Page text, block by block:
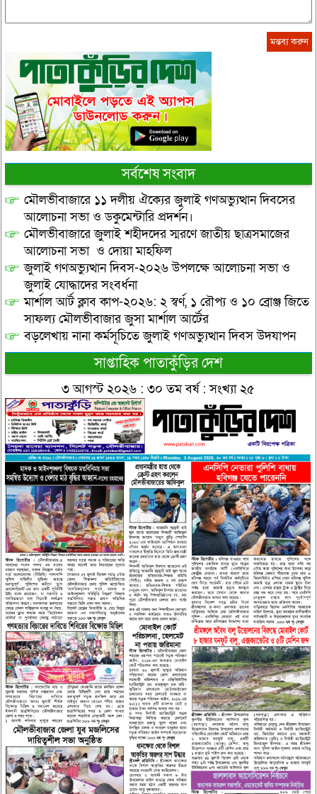
সর্বশেষ সংবাদ
মৌলভীবাজারে ১১ দলীয় ঐক্যের জুলাই গণঅভ্যুত্থান দিবসের
আলোচনা সভা ও ডকুমেন্টারি প্রদর্শন।
মৌলভীবাজারে জুলাই শহীদদের স্মরণে জাতীয় ছাত্রসমাজের
আলোচনা সভা ও দোয়া মাহফিল
জুলাই গণঅভ্যুত্থান দিবস-২০২৬ উপলক্ষে আলোচনা সভা ও
জুলাই যোদ্ধাদের সংবর্ধনা
মার্শাল আর্ট ক্লাব কাপ-২০২৬: ২ স্বর্ণ, ১ রৌপ্য ও ১০ ব্রোঞ্জ জিতে
সাফল্য মৌলভীবাজার জুসা মার্শাল আর্টের
বড়লেখায় নানা কর্মসূচিতে জুলাই গণঅভ্যুত্থান দিবস উদযাপন
সাপ্তাহিক পাতাকুঁড়ির দেশ
৩ আগস্ট ২০২৬ : ৩০ তম বর্ষ : সংখ্যা ২৫